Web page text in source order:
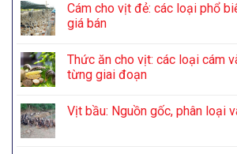
Cám cho vịt đẻ: các loại phổ
giá bán
Thức ăn cho vịt: các loại cám
từng giai đoạn
Vịt bầu: Nguồn gốc, phân loại